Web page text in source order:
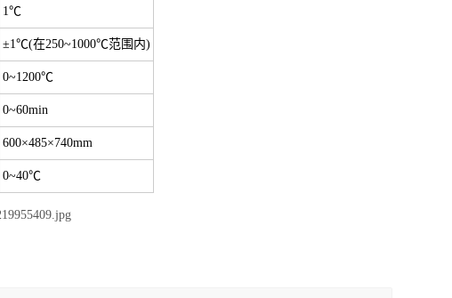
1℃
±1℃(在250~1000℃范围内)
0~1200℃
0~60min
600×485×740mm
0~40℃